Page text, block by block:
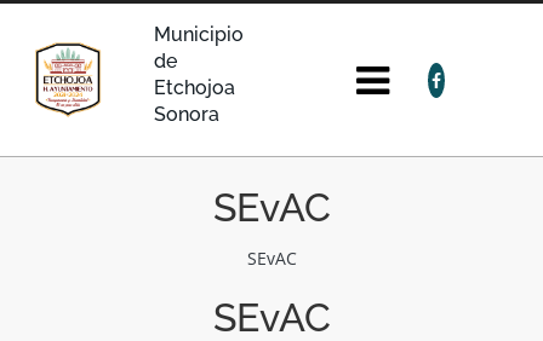
Municipio
de
Etchojoa
Sonora
SEvAC
SEvAC
SEvAC